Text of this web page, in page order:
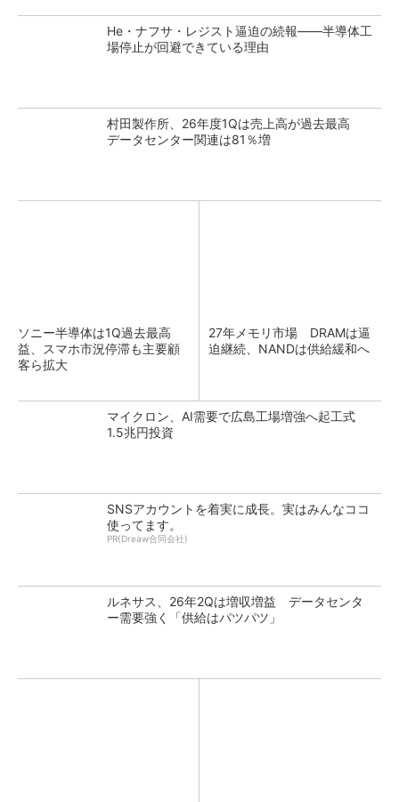
He・ナフサ・レジスト逼迫の続報――半導体工
場停止が回避できている理由
村田製作所、26年度1Qは売上高が過去最高
データセンター関連は81％増
ソニー半導体は1Q過去最高
益、スマホ市況停滞も主要顧
客ら拡大
27年メモリ市場 DRAMは逼
迫継続、NANDは供給緩和へ
マイクロン、AI需要で広島工場増強へ起工式
1.5兆円投資
SNSアカウントを着実に成長。実はみんなココ
使ってます。
PR(Dreaw合同会社)
ルネサス、26年2Qは増収増益 データセンタ
ー需要強く「供給はパツパツ」